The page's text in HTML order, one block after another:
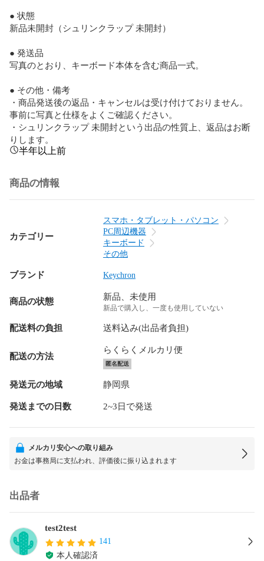
● 状態
新品未開封（シュリンクラップ 未開封）
● 発送品
写真のとおり、キーボード本体を含む商品一式。
● その他・備考
・商品発送後の返品・キャンセルは受け付けておりません。
事前に写真と仕様をよくご確認ください。
・シュリンクラップ 未開封という出品の性質上、返品はお断
りします。
半年以上前
商品の情報
カテゴリー
スマホ・タブレット・パソコン
PC周辺機器
キーボード
その他
ブランド Keychron
商品の状態 新品、未使用
新品で購入し、一度も使用していない
配送料の負担 送料込み(出品者負担)
配送の方法
らくらくメルカリ便
匿名配送
発送元の地域 静岡県
発送までの日数 2~3日で発送
メルカリ安心への取り組み
お金は事務局に支払われ、評価後に振り込まれます
出品者
test2test
141
本人確認済